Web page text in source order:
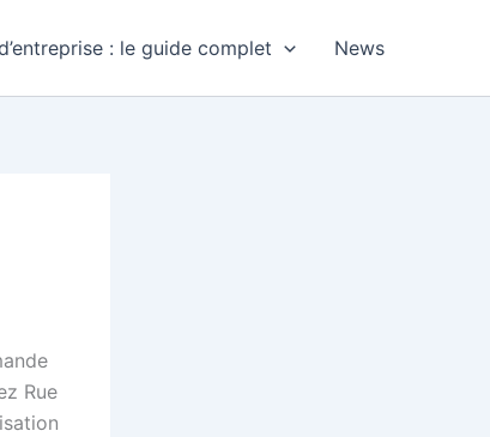
: le guide complet News
Rue